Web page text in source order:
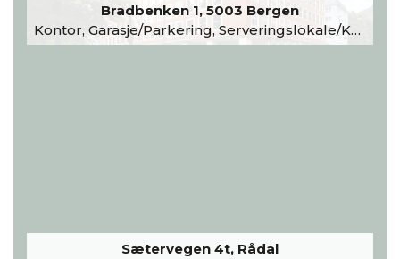
Bradbenken 1, 5003 Bergen
Kontor, Garasje/Parkering, Serveringslokale/Kantine, Undervisning/Arrangement
Sætervegen 4t, Rådal